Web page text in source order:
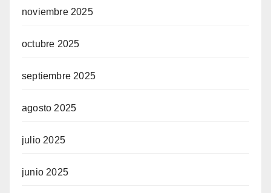
noviembre 2025
octubre 2025
septiembre 2025
agosto 2025
julio 2025
junio 2025